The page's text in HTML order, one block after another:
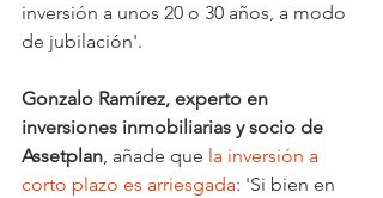
inversión a unos 20 o 30 años, a modo
de jubilación'.
Gonzalo Ramírez, experto en
inversiones inmobiliarias y socio de
Assetplan, añade que la inversión a
corto plazo es arriesgada: 'Si bien en